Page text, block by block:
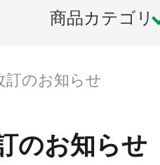
商品カテゴリ
訂のお知らせ
のお知らせ